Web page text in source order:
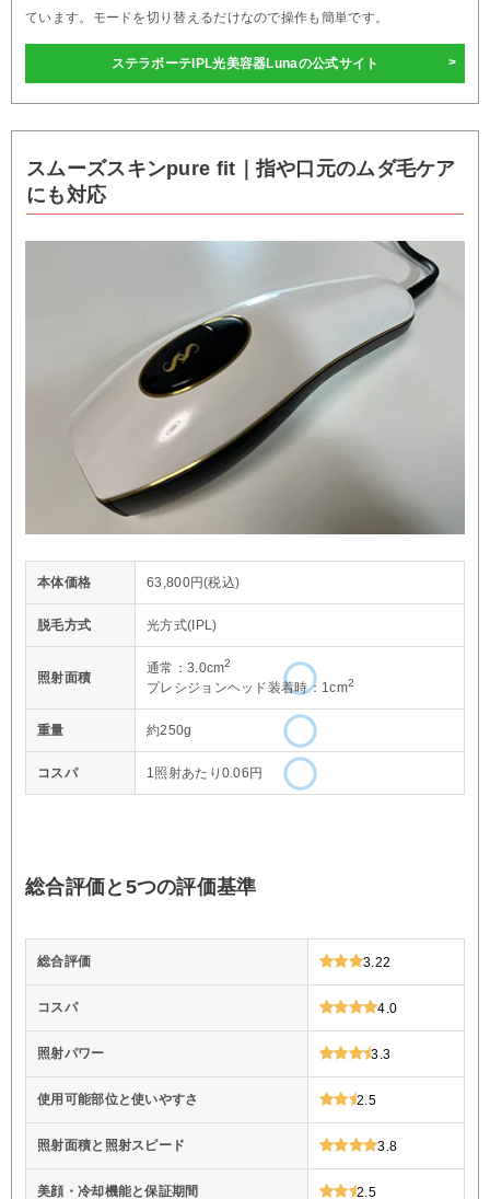
ています。モードを切り替えるだけなので操作も簡単です。
ステラボーテIPL光美容器Lunaの公式サイト
スムーズスキンpure fit｜指や口元のムダ毛ケア
にも対応
本体価格 63,800円(税込)
脱毛方式 光方式(IPL)
照射面積
通常：3.0cm2
プレシジョンヘッド装着時：1cm2
重量 約250g
コスパ 1照射あたり0.06円
総合評価と5つの評価基準
総合評価 3.22
コスパ 4.0
照射パワー 3.3
使用可能部位と使いやすさ 2.5
照射面積と照射スピード 3.8
美顔・冷却機能と保証期間 2.5